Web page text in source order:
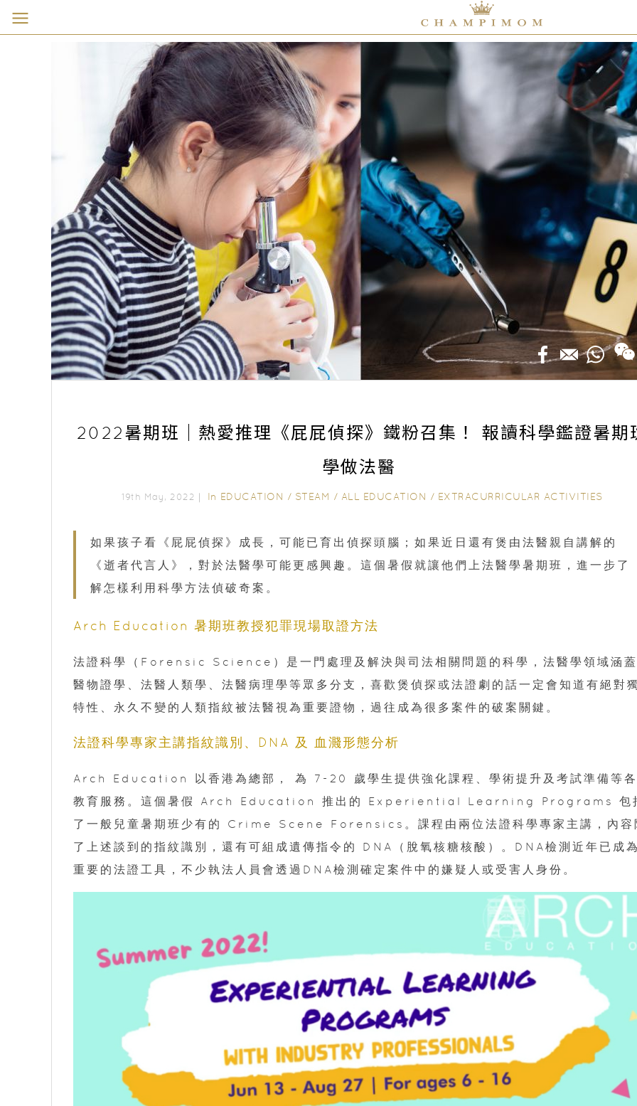
2022暑期班｜熱愛推理《屁屁偵探》鐵粉召集！ 報讀科學鑑證暑期
學做法醫
19th May, 2022｜ In EDUCATION / STEAM / ALL EDUCATION / EXTRACURRICULAR ACTIVITIES
如果孩子看《屁屁偵探》成長，可能已育出偵探頭腦；如果近日還有煲由法醫親自講解的
《逝者代言人》，對於法醫學可能更感興趣。這個暑假就讓他們上法醫學暑期班，進一步了
解怎樣利用科學方法偵破奇案。
Arch Education 暑期班教授犯罪現場取證方法
法證科學（Forensic Science）是一門處理及解決與司法相關問題的科學，法醫學領域涵
醫物證學、法醫人類學、法醫病理學等眾多分支，喜歡煲偵探或法證劇的話一定會知道有絕對
特性、永久不變的人類指紋被法醫視為重要證物，過往成為很多案件的破案關鍵。
法證科學專家主講指紋識別、DNA 及 血濺形態分析
Arch Education 以香港為總部， 為 7-20 歲學生提供強化課程、學術提升及考試準備等
教育服務。這個暑假 Arch Education 推出的 Experiential Learning Programs 包
了一般兒童暑期班少有的 Crime Scene Forensics。課程由兩位法證科學專家主講，內容
了上述談到的指紋識別，還有可組成遺傳指令的 DNA（脫氧核糖核酸）。DNA檢測近年已成
重要的法證工具，不少執法人員會透過DNA檢測確定案件中的嫌疑人或受害人身份。